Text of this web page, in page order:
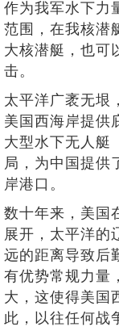
作为我军水下力
范围，在我核潜
大核潜艇，也可
击。
太平洋广袤无垠
美国西海岸提供
大型水下无人艇
局，为中国提供
岸港口。
数十年来，美国
展开，太平洋的
远的距离导致后
有优势常规力量
大，这使得美国
此，以往任何战